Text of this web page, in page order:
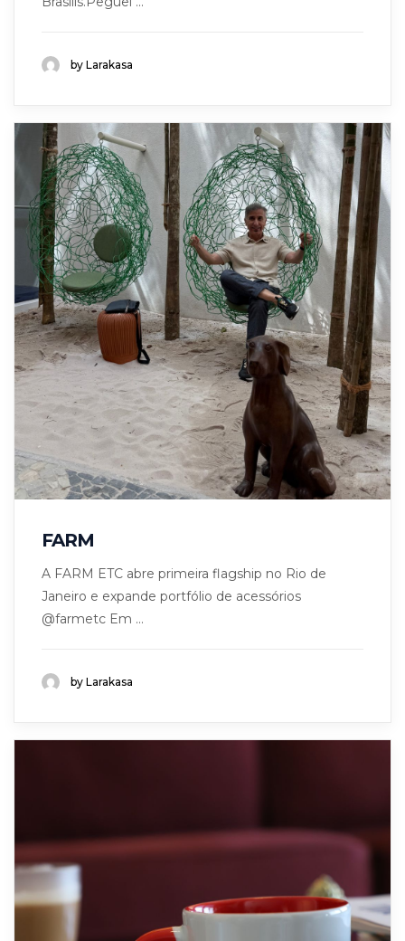
by Larakasa
FARM
A FARM ETC abre primeira flagship no Rio de
Janeiro e expande portfólio de acessórios
@farmetc Em ...
by Larakasa